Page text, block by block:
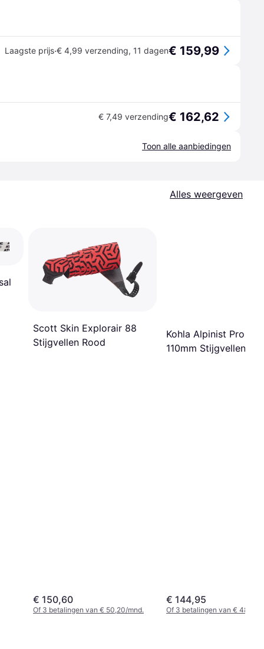
Laagste prijs·€ 4,99 verzending, 11 dagen€ 159,99
€ 7,49 verzending€ 162,62
Toon alle aanbiedingen
Alles weergeven
Scott Skin Explorair 88
Stijgvellen Rood
€ 150,60
Of 3 betalingen van € 50,20/mnd.
Kohla Alpinist Pro
110mm Stijgvellen
€ 144,95
Of 3 betalingen van € 48,31/